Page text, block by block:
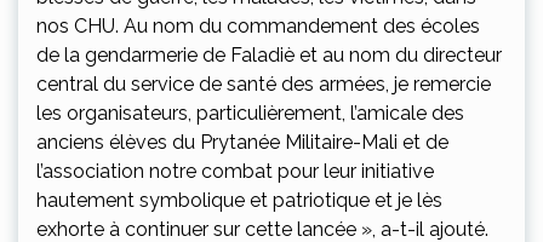
nos CHU. Au nom du commandement des écoles
de la gendarmerie de Faladiè et au nom du directeur
central du service de santé des armées, je remercie
les organisateurs, particulièrement, l’amicale des
anciens élèves du Prytanée Militaire-Mali et de
l’association notre combat pour leur initiative
hautement symbolique et patriotique et je lès
exhorte à continuer sur cette lancée », a-t-il ajouté.